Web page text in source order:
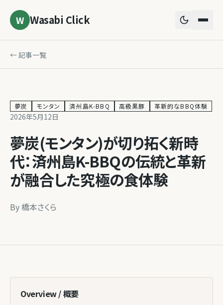
W Wasabi Click
← 記事一覧
夢炭 モンタン 済州島K-BBQ 高級黒豚 革新的なBBQ体験
2026年5月12日
夢炭(モンタン)が切り拓く新時
代：済州島K-BBQの伝統と革新
が融合した究極の食体験
By橋本さくら
Overview / 概要